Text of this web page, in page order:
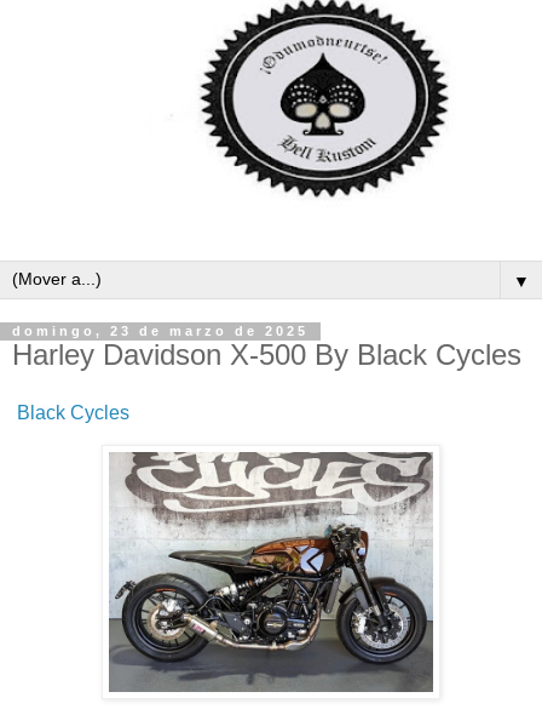
▼
domingo, 23 de marzo de 2025
Harley Davidson X-500 By Black Cycles
Black Cycles